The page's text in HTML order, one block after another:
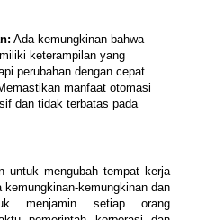
Ada kemungkinan bahwa
keterampilan yang
perubahan dengan cepat.
manfaat otomasi
dan tidak terbatas pada
untuk mengubah tempat kerja
kemungkinan dan
menjamin setiap orang